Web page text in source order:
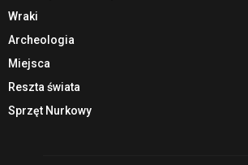
Wraki
Archeologia
Miejsca
Reszta świata
Sprzęt Nurkowy